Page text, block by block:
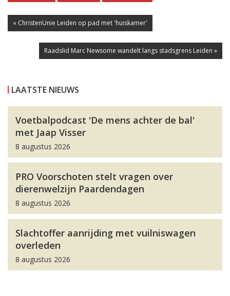
« ChristenUnie Leiden op pad met 'huiskamer'
Raadslid Marc Newsome wandelt langs stadsgrens Leiden »
LAATSTE NIEUWS
Voetbalpodcast 'De mens achter de bal'
met Jaap Visser
8 augustus 2026
PRO Voorschoten stelt vragen over
dierenwelzijn Paardendagen
8 augustus 2026
Slachtoffer aanrijding met vuilniswagen
overleden
8 augustus 2026